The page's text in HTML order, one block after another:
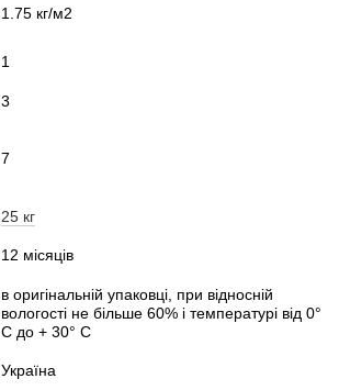
1.75 кг/м2
1
3
7
25 кг
12 місяців
в оригінальній упаковці, при відносній
вологості не більше 60% і температурі від 0°
С до + 30° С
Україна